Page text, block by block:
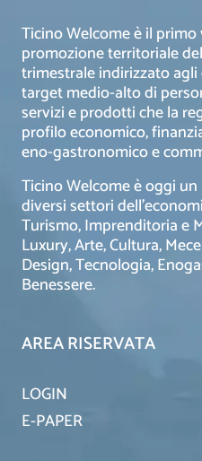
Ticino Welcome è il
promozione territoriale
trimestrale indirizzato
target medio-alto di
servizi e prodotti che la
profilo economico,
eno-gastronomico e
Ticino Welcome è oggi
diversi settori
Turismo, Imprenditoria e
Luxury, Arte, Cultura,
Design, Tecnologia,
Benessere.
AREA RISERVATA
LOGIN
E-PAPER